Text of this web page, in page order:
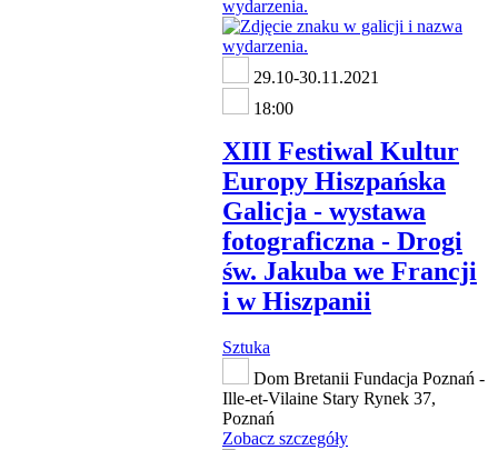
29.10-30.11.2021
18:00
XIII Festiwal Kultur
Europy Hiszpańska
Galicja - wystawa
fotograficzna - Drogi
św. Jakuba we Francji
i w Hiszpanii
Sztuka
Dom Bretanii Fundacja Poznań -
Ille-et-Vilaine Stary Rynek 37,
Poznań
Zobacz szczegóły